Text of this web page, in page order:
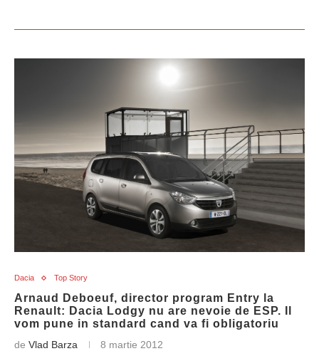
Dacia Top Story
Arnaud Deboeuf, director program Entry la
Renault: Dacia Lodgy nu are nevoie de ESP. Il
vom pune in standard cand va fi obligatoriu
de Vlad Barza 8 martie 2012